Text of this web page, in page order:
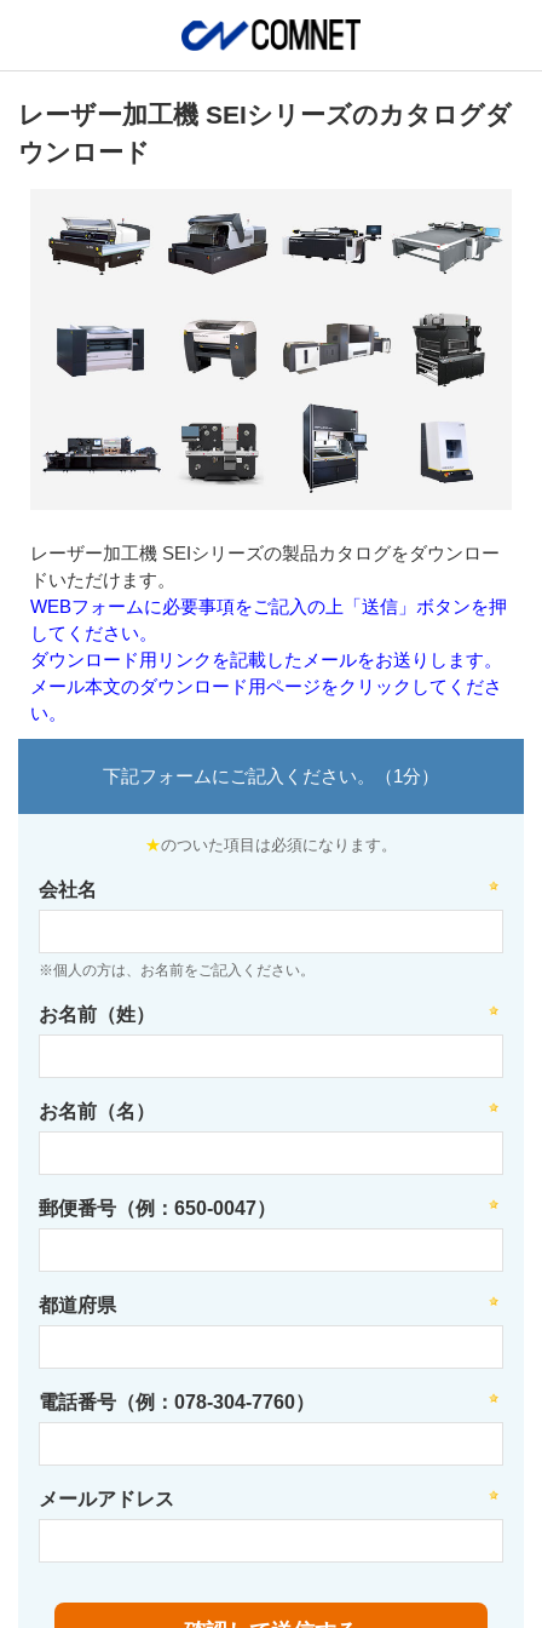
レーザー加工機 SEIシリーズのカタログダ
ウンロード
レーザー加工機 SEIシリーズの製品カタログをダウンロー
ドいただけます。
WEBフォームに必要事項をご記入の上「送信」ボタンを押
してください。
ダウンロード用リンクを記載したメールをお送りします。
メール本文のダウンロード用ページをクリックしてくださ
い。
下記フォームにご記入ください。（1分）
★のついた項目は必須になります。
会社名
※個人の方は、お名前をご記入ください。
お名前（姓）
お名前（名）
郵便番号（例：650-0047）
都道府県
電話番号（例：078-304-7760）
メールアドレス